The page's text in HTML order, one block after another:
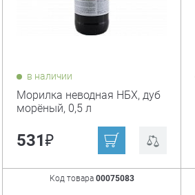
в наличии
Морилка неводная НБХ, дуб
морёный, 0,5 л
531₽
Код товара 00075083